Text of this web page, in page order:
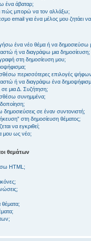
ένα άβαταρ;
πώς μπορώ να τον αλλάξω;
email για ένα μέλος μου ζητάει
ένα νέο θέμα ή να δημοσιεύσω
ή να διαγράψω μια δημοσίευση;
στη δημοσίευση μου;
περισσότερες επιλογές
ή να διαγράψω ένα
μια Δ. Συζήτηση;
συνημμένα;
σε έναν συντονιστή;
στη δημοσίευση θέματος;
να εγκριθεί;
μου ως νέο;
θεμάτων
HTML;
θέματα;